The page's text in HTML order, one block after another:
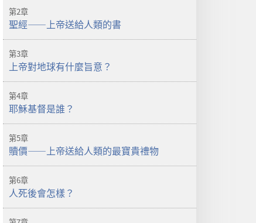
真
理
理
第2章
聖經——上帝送給人類的書
第3章
上帝對地球有什麼旨意？
第4章
耶穌基督是誰？
第5章
贖價——上帝送給人類的最寶貴禮物
第6章
人死後會怎樣？